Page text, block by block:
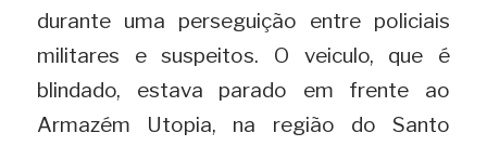
durante uma perseguição entre policiais
militares e suspeitos. O veiculo, que é
blindado, estava parado em frente ao
Armazém Utopia, na região do Santo